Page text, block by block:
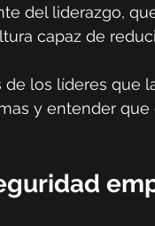
del liderazgo,
capaz de
de los líderes que
y entender